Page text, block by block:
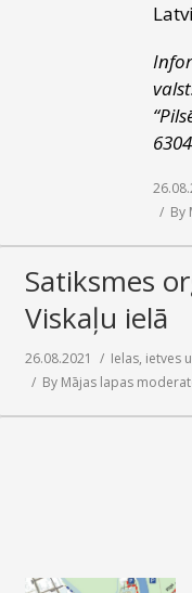
By
Satiksmes
Viskaļu ielā
26.08.2021 Ielas, ietves
By Mājas lapas